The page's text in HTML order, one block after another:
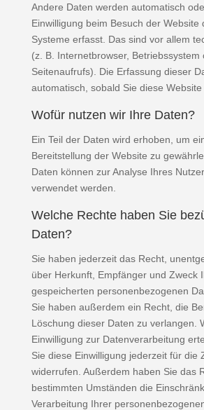
Andere Daten werden automatisch
Einwilligung beim Besuch der Website
Systeme erfasst. Das sind vor allem
(z. B. Internetbrowser, Betriebssystem
Seitenaufrufs). Die Erfassung dieser
automatisch, sobald Sie diese Website
Wofür nutzen wir Ihre Daten?
Ein Teil der Daten wird erhoben, um
Bereitstellung der Website zu
Daten können zur Analyse Ihres
verwendet werden.
Welche Rechte haben Sie
Daten?
Sie haben jederzeit das Recht,
über Herkunft, Empfänger und Zweck
gespeicherten personenbezogenen
Sie haben außerdem ein Recht, die
Löschung dieser Daten zu verlangen.
Einwilligung zur Datenverarbeitung
Sie diese Einwilligung jederzeit für die
widerrufen. Außerdem haben Sie das
bestimmten Umständen die
Verarbeitung Ihrer